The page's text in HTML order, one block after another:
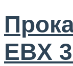
EBX